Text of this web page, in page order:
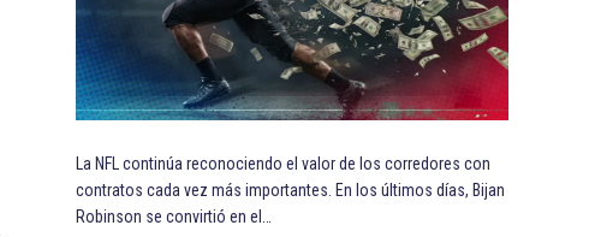
La NFL continúa reconociendo el valor de los corredores con
contratos cada vez más importantes. En los últimos días, Bijan
Robinson se convirtió en el…